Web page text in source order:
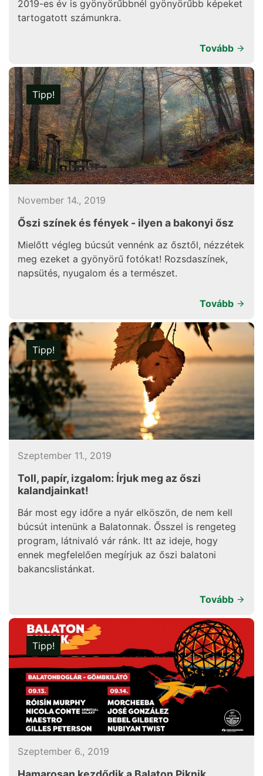
2019-es év is gyönyörűbbnél gyönyörűbb képeket
tartogatott számunkra.
Tovább
Tipp!
November 14., 2019
Őszi színek és fények - ilyen a bakonyi ősz
Mielőtt végleg búcsút vennénk az ősztől, nézzétek
meg ezeket a gyönyörű fotókat! Rozsdaszínek,
napsütés, nyugalom és a természet.
Tovább
Tipp!
Szeptember 11., 2019
Toll, papír, izgalom: Írjuk meg az őszi
kalandjainkat!
Bár most egy időre a nyár elköszön, de nem kell
búcsút intenünk a Balatonnak. Ősszel is rengeteg
program, látnivaló vár ránk. Itt az ideje, hogy
ennek megfelelően megírjuk az őszi balatoni
bakancslistánkat.
Tovább
Tipp!
Szeptember 6., 2019